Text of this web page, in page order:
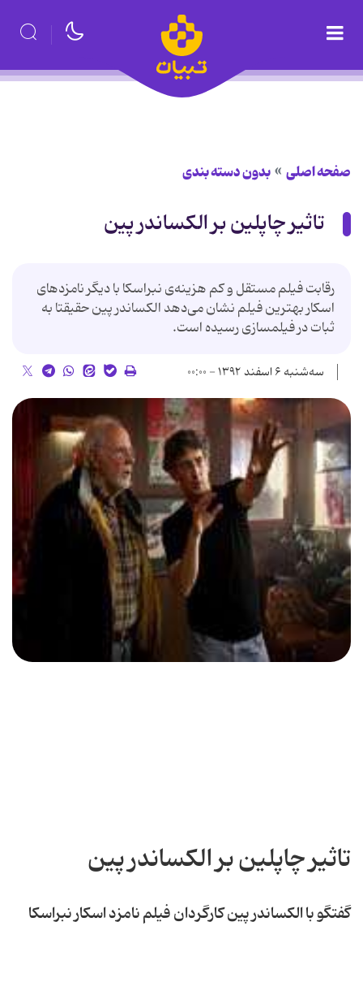
صفحه اصلی بدون دسته بندی
تاثیر چاپلین بر الکساندر پین
رقابت فیلم مستقل و کم هزینه‌ی نبراسکا با دیگر نامزدهای
اسکار بهترین فیلم نشان می‌دهد الکساندر پین حقیقتا به
ثبات در فیلمسازی رسیده‌ است.
سه‌شنبه ۶ اسفند ۱۳۹۲ - ۰۰:۰۰
تاثیر چاپلین بر الکساندر پین
گفتگو با الکساندر پین كارگردان فیلم نامزد اسكار نبراسكا